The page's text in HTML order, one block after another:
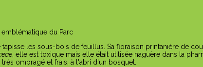
emblématique du Parc
les sous-bois de feuillus. Sa floraison printanière de
, elle est toxique mais elle était utilisée naguère dans la
ombragé et frais, à l'abri d'un bosquet.